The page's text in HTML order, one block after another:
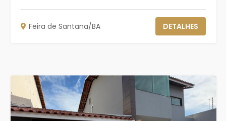
Feira de Santana/BA DETALHES